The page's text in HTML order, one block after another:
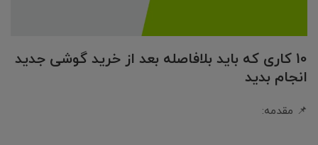
10 کاری که باید بلافاصله بعد از خرید گوشی جدید
انجام بدید
📌 مقدمه: